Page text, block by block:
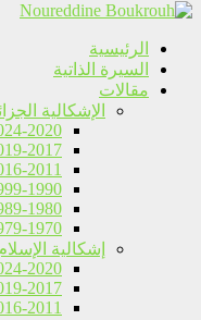
الرئيسية
السيرة الذاتية
مقالات
الإشكالية
2020
2017
2011
1990
1980
1970
إشكالية
2020
2017
2011